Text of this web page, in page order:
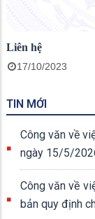
Liên hệ
17/10/2023
TIN MỚI
Công văn về
ngày 15/5/
Công văn về
bản quy định